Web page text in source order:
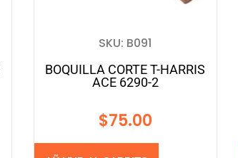
SKU: B091
BOQUILLA CORTE T-HARRIS
ACE 6290-2
$75.00